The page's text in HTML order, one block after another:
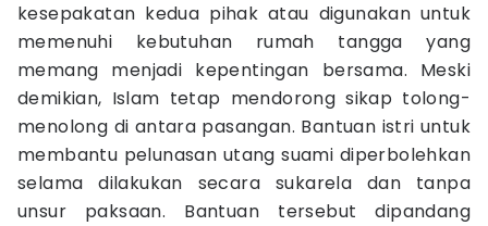
kesepakatan kedua pihak atau digunakan untuk
memenuhi kebutuhan rumah tangga yang
memang menjadi kepentingan bersama. Meski
demikian, Islam tetap mendorong sikap tolong-
menolong di antara pasangan. Bantuan istri untuk
membantu pelunasan utang suami diperbolehkan
selama dilakukan secara sukarela dan tanpa
unsur paksaan. Bantuan tersebut dipandang